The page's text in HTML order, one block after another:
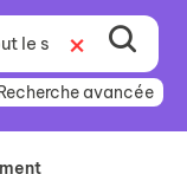
avancée